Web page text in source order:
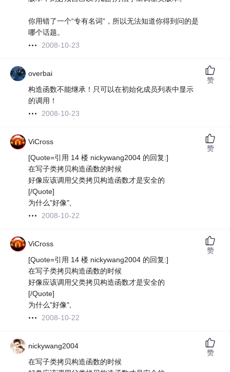
你用错了一个“专有名词”，所以无法知道你得到问的是
哪个话题。
2008-10-23
overbai
构造函数不能继承！只可以在初始化成员列表中显示
的调用！
2008-10-23
赞
ViCross
[Quote=引用 14 楼 nickywang2004 的回复:]
在写子类拷贝构造函数的时候
好像应该调用父类拷贝构造函数才是安全的
[/Quote]
为什么"好像",
2008-10-22
赞
ViCross
[Quote=引用 14 楼 nickywang2004 的回复:]
在写子类拷贝构造函数的时候
好像应该调用父类拷贝构造函数才是安全的
[/Quote]
为什么"好像",
2008-10-22
赞
nickywang2004
在写子类拷贝构造函数的时候
赞